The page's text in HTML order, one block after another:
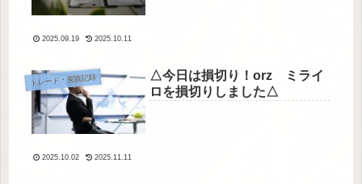
2025.09.19 2025.10.11
トレード・実践記録
△今日は損切り！orz ミライ
ロを損切りしました△
2025.10.02 2025.11.11